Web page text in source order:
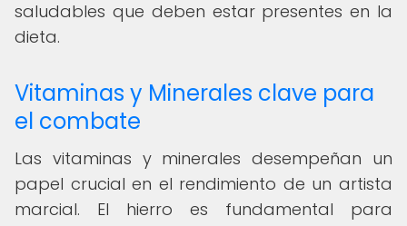
saludables que deben estar presentes en la
dieta.
Vitaminas y Minerales clave para
el combate
Las vitaminas y minerales desempeñan un
papel crucial en el rendimiento de un artista
marcial. El hierro es fundamental para